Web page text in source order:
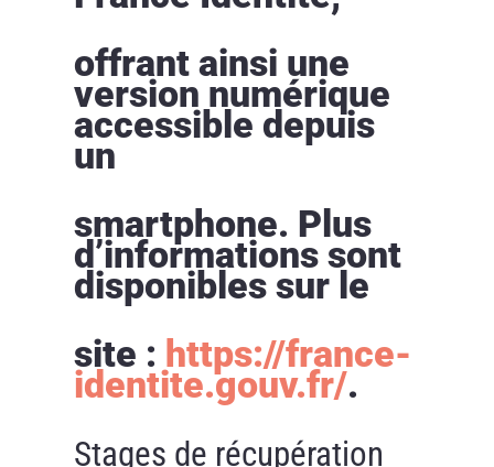
offrant ainsi une
version numérique
accessible depuis
un
smartphone. Plus
d’informations sont
disponibles sur le
site : https://france-
identite.gouv.fr/.
Stages de récupération